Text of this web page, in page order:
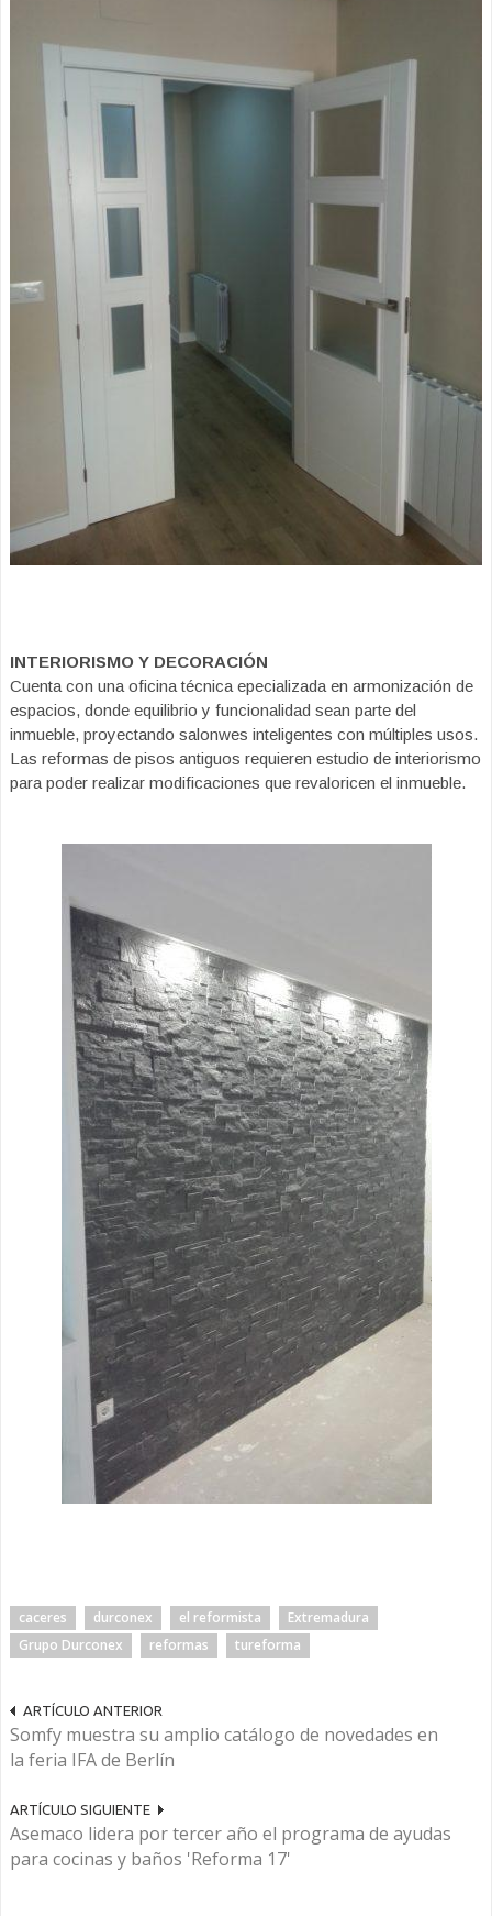
INTERIORISMO Y DECORACIÓN
Cuenta con una oficina técnica epecializada en armonización de
espacios, donde equilibrio y funcionalidad sean parte del
inmueble, proyectando salonwes inteligentes con múltiples usos.
Las reformas de pisos antiguos requieren estudio de interiorismo
para poder realizar modificaciones que revaloricen el inmueble.
caceres durconex el reformista
Extremadura
Grupo Durconex
reformas tureforma
ARTÍCULO ANTERIOR
Somfy muestra su amplio catálogo de novedades en
la feria IFA de Berlín
ARTÍCULO SIGUIENTE
Asemaco lidera por tercer año el programa de ayudas
para cocinas y baños 'Reforma 17'